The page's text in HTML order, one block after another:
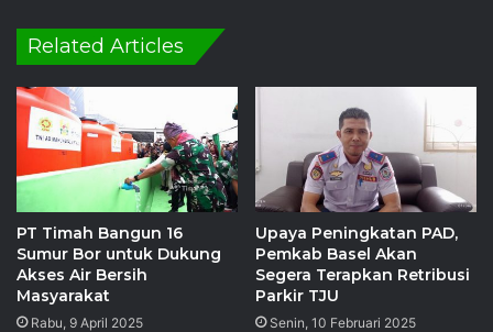
Related Articles
PT Timah Bangun 16
Sumur Bor untuk Dukung
Akses Air Bersih
Masyarakat
Rabu, 9 April 2025
Upaya Peningkatan PAD,
Pemkab Basel Akan
Segera Terapkan Retribusi
Parkir TJU
Senin, 10 Februari 2025